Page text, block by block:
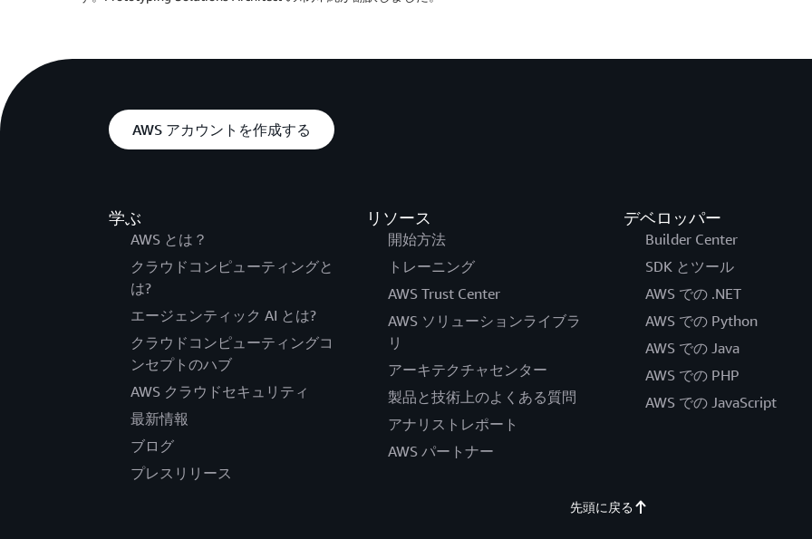
AWS アカウントを作成する
学ぶ
AWS とは？
クラウドコンピューティングと
は?
エージェンティック AI とは?
クラウドコンピューティングコ
ンセプトのハブ
AWS クラウドセキュリティ
最新情報
ブログ
プレスリリース
リソース
開始方法
トレーニング
AWS Trust Center
AWS ソリューションライブラ
リ
アーキテクチャセンター
製品と技術上のよくある質問
アナリストレポート
AWS パートナー
デベロッパー
Builder Center
SDK とツール
AWS での .NET
AWS での Python
AWS での Java
AWS での PHP
AWS での JavaScript
先頭に戻る